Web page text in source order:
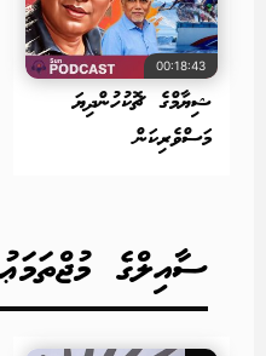
00:18:43
ޝިޔާމްގެ ޗޮކުހުންދިޔަ
މަސްވެރިކަން
ސާއިލްގެ މުޖްތަމަޢު